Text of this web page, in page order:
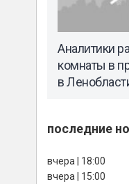
Аналитики
комнаты в
в
последние
вчера | 18:00
вчера | 15:00